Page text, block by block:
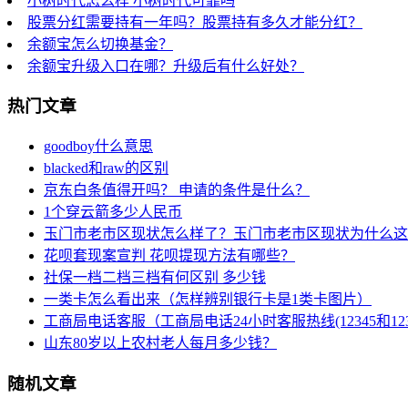
股票分红需要持有一年吗？股票持有多久才能分红？
余额宝怎么切换基金？
余额宝升级入口在哪？升级后有什么好处？
热门文章
goodboy什么意思
blacked和raw的区别
京东白条值得开吗？ 申请的条件是什么？
1个穿云箭多少人民币
玉门市老市区现状怎么样了？玉门市老市区现状为什么这
花呗套现案宣判 花呗提现方法有哪些？
社保一档二档三档有何区别 多少钱
一类卡怎么看出来（怎样辨别银行卡是1类卡图片）
工商局电话客服（工商局电话24小时客服热线(12345和
山东80岁以上农村老人每月多少钱？
随机文章